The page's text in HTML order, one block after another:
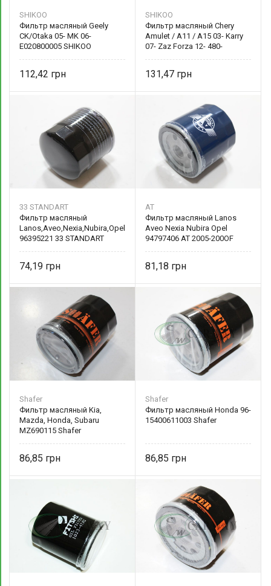
SHIKOO
Фильтр масляный Geely
CK/Otaka 05- MK 06-
E020800005 SHIKOO
112,42
SHIKOO
Фильтр масляный Chery
Amulet / A11 / A15 03- Karry
07- Zaz Forza 12- 480-
131,47
33 STANDART
Фильтр масляный
Lanos,Aveo,Nexia,Nubira,Opel
96395221 33 STANDART
74,19
AT
Фильтр масляный Lanos
Aveo Nexia Nubira Opel
94797406 AT 2005-200OF
81,18
Shafer
Фильтр масляный Kia,
Mazda, Honda, Subaru
MZ690115 Shafer
86,85
Shafer
Фильтр масляный Honda 96-
15400611003 Shafer
86,85